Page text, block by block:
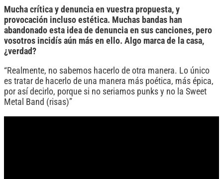
Mucha crítica y denuncia en vuestra propuesta, y
provocación incluso estética. Muchas bandas han
abandonado esta idea de denuncia en sus canciones, pero
vosotros incidís aún más en ello. Algo marca de la casa,
¿verdad?
“Realmente, no sabemos hacerlo de otra manera. Lo único
es tratar de hacerlo de una manera más poética, más épica,
por así decirlo, porque si no seriamos punks y no la Sweet
Metal Band (risas)”